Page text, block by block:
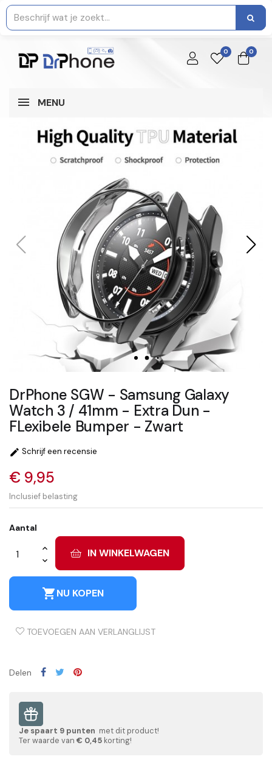
0 0
MENU
DrPhone SGW - Samsung Galaxy
Watch 3 / 41mm - Extra Dun -
FLexibele Bumper - Zwart
 Schrijf een recensie
€ 9,95
Inclusief belasting
Aantal
IN WINKELWAGEN
shopping_cartNU KOPEN
TOEVOEGEN AAN VERLANGLIJST
Delen
Je spaart 9 punten met dit product!
Ter waarde van € 0,45 korting!